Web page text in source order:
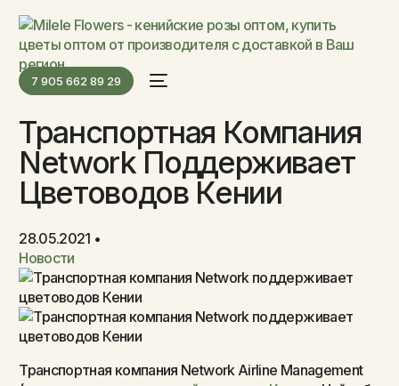
7 905 662 89 29
Транспортная Компания
Network Поддерживает
Цветоводов Кении
28.05.2021
Новости
Транспортная компания Network Airline Management